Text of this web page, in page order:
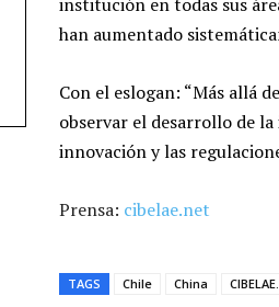
han aumentado
Con el eslogan: “Más allá
observar el desarrollo de
innovación y las
Prensa: cibelae.net
TAGS Chile China